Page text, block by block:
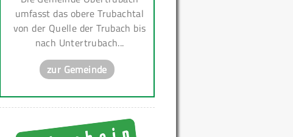
umfasst das obere Trubachtal
von der Quelle der Trubach bis
nach Untertrubach...
zur Gemeinde